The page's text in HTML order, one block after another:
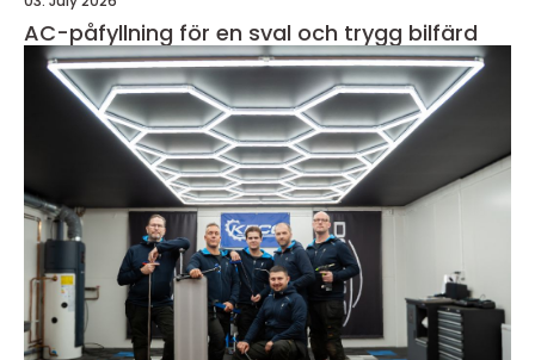
AC-påfyllning för en sval och trygg bilfärd